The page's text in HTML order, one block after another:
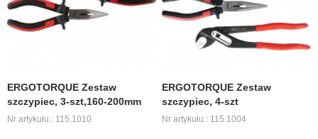
ERGOTORQUE Zestaw
szczypiec, 3-szt,160-200mm
Nr artykułu.: 115.1010
ERGOTORQUE Zestaw
szczypiec, 4-szt
Nr artykułu.: 115.1004